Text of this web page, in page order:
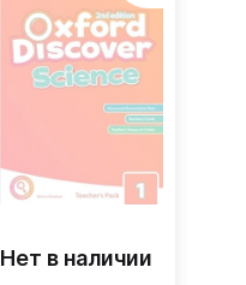
Учебник
Нет в наличии